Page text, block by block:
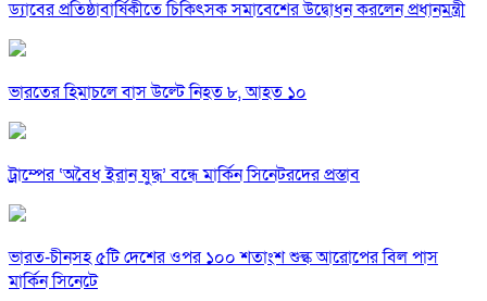
ড্যাবের প্রতিষ্ঠাবার্ষিকীতে চিকিৎসক সমাবেশের উদ্বোধন করলেন প্রধানমন্ত্রী
ভারতের হিমাচলে বাস উল্টে নিহত ৮, আহত ১০
ট্রাম্পের ‘অবৈধ ইরান যুদ্ধ’ বন্ধে মার্কিন সিনেটরদের প্রস্তাব
ভারত-চীনসহ ৫টি দেশের ওপর ১০০ শতাংশ শুল্ক আরোপের বিল পাস
মার্কিন সিনেটে